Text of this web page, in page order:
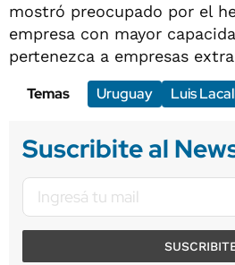
mostró preocupado por el
empresa con mayor
pertenezca a empresas
Temas
Uruguay Luis
Suscribite al